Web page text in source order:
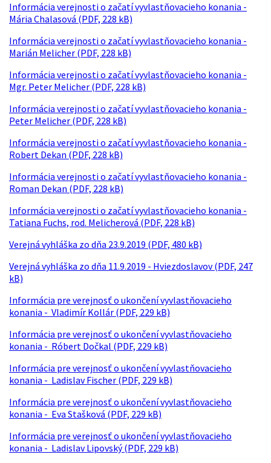
Informácia verejnosti o začatí vyvlastňovacieho konania -
Mária Chalasová (PDF, 228 kB)
Informácia verejnosti o začatí vyvlastňovacieho konania -
Marián Melicher (PDF, 228 kB)
Informácia verejnosti o začatí vyvlastňovacieho konania -
Mgr. Peter Melicher (PDF, 228 kB)
Informácia verejnosti o začatí vyvlastňovacieho konania -
Peter Melicher (PDF, 228 kB)
Informácia verejnosti o začatí vyvlastňovacieho konania -
Robert Dekan (PDF, 228 kB)
Informácia verejnosti o začatí vyvlastňovacieho konania -
Roman Dekan (PDF, 228 kB)
Informácia verejnosti o začatí vyvlastňovacieho konania -
Tatiana Fuchs, rod. Melicherová (PDF, 228 kB)
Verejná vyhláška zo dňa 23.9.2019 (PDF, 480 kB)
Verejná vyhláška zo dňa 11.9.2019 - Hviezdoslavov (PDF, 247
kB)
Informácia pre verejnosť o ukončení vyvlastňovacieho
konania - Vladimír Kollár (PDF, 229 kB)
Informácia pre verejnosť o ukončení vyvlastňovacieho
konania - Róbert Dočkal (PDF, 229 kB)
Informácia pre verejnosť o ukončení vyvlastňovacieho
konania - Ladislav Fischer (PDF, 229 kB)
Informácia pre verejnosť o ukončení vyvlastňovacieho
konania - Eva Stašková (PDF, 229 kB)
Informácia pre verejnosť o ukončení vyvlastňovacieho
konania - Ladislav Lipovský (PDF, 229 kB)